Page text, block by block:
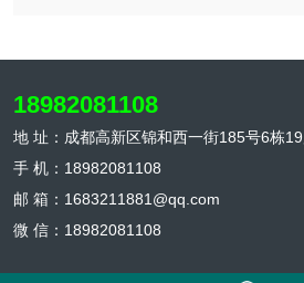
18982081108
地 址：成都高新区锦和西一街185号6栋
手 机：18982081108
邮 箱：1683211881@qq.com
微 信：18982081108